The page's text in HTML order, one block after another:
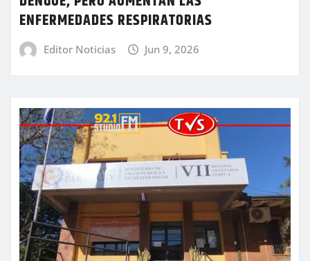
ENFERMEDADES RESPIRATORIAS
Editor Noticias Jun 9, 2026